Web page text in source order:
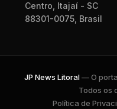
Centro, Itajaí - SC
88301-0075, Brasil
JP News Litoral— O
Todos os
Política de